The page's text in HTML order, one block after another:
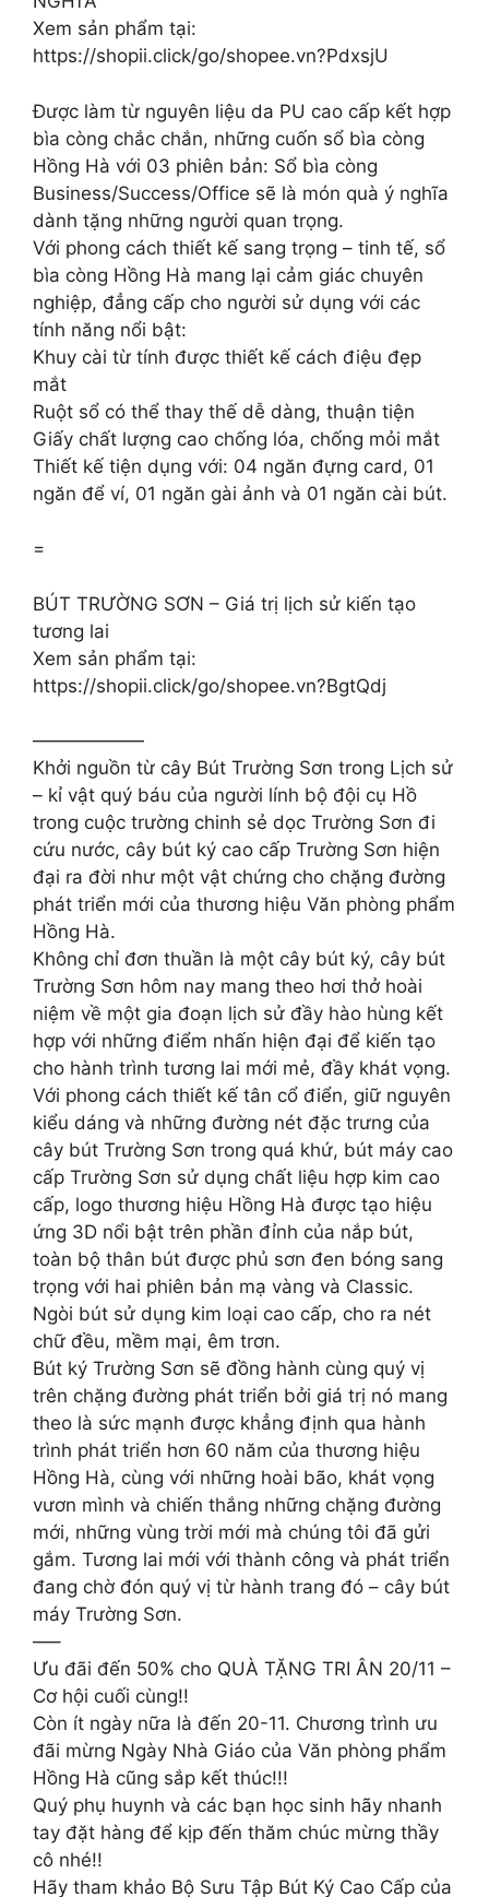
Xem sản phẩm tại:
https://shopii.click/go/shopee.vn?PdxsjU
Được làm từ nguyên liệu da PU cao cấp kết hợp
bìa còng chắc chắn, những cuốn sổ bìa còng
Hồng Hà với 03 phiên bản: Sổ bìa còng
Business/Success/Office sẽ là món quà ý nghĩa
dành tặng những người quan trọng.
Với phong cách thiết kế sang trọng – tinh tế, sổ
bìa còng Hồng Hà mang lại cảm giác chuyên
nghiệp, đẳng cấp cho người sử dụng với các
tính năng nổi bật:
Khuy cài từ tính được thiết kế cách điệu đẹp
mắt
Ruột sổ có thể thay thế dễ dàng, thuận tiện
Giấy chất lượng cao chống lóa, chống mỏi mắt
Thiết kế tiện dụng với: 04 ngăn đựng card, 01
ngăn để ví, 01 ngăn gài ảnh và 01 ngăn cài bút.
=
BÚT TRƯỜNG SƠN – Giá trị lịch sử kiến tạo
tương lai
Xem sản phẩm tại:
https://shopii.click/go/shopee.vn?BgtQdj
——————
Khởi nguồn từ cây Bút Trường Sơn trong Lịch sử
– kỉ vật quý báu của người lính bộ đội cụ Hồ
trong cuộc trường chinh sẻ dọc Trường Sơn đi
cứu nước, cây bút ký cao cấp Trường Sơn hiện
đại ra đời như một vật chứng cho chặng đường
phát triển mới của thương hiệu Văn phòng phẩm
Hồng Hà.
Không chỉ đơn thuần là một cây bút ký, cây bút
Trường Sơn hôm nay mang theo hơi thở hoài
niệm về một gia đoạn lịch sử đầy hào hùng kết
hợp với những điểm nhấn hiện đại để kiến tạo
cho hành trình tương lai mới mẻ, đầy khát vọng.
Với phong cách thiết kế tân cổ điển, giữ nguyên
kiểu dáng và những đường nét đặc trưng của
cây bút Trường Sơn trong quá khứ, bút máy cao
cấp Trường Sơn sử dụng chất liệu hợp kim cao
cấp, logo thương hiệu Hồng Hà được tạo hiệu
ứng 3D nổi bật trên phần đỉnh của nắp bút,
toàn bộ thân bút được phủ sơn đen bóng sang
trọng với hai phiên bản mạ vàng và Classic.
Ngòi bút sử dụng kim loại cao cấp, cho ra nét
chữ đều, mềm mại, êm trơn.
Bút ký Trường Sơn sẽ đồng hành cùng quý vị
trên chặng đường phát triển bởi giá trị nó mang
theo là sức mạnh được khẳng định qua hành
trình phát triển hơn 60 năm của thương hiệu
Hồng Hà, cùng với những hoài bão, khát vọng
vươn mình và chiến thắng những chặng đường
mới, những vùng trời mới mà chúng tôi đã gửi
gắm. Tương lai mới với thành công và phát triển
đang chờ đón quý vị từ hành trang đó – cây bút
máy Trường Sơn.
—–
Ưu đãi đến 50% cho QUÀ TẶNG TRI ÂN 20/11 –
Cơ hội cuối cùng!!
Còn ít ngày nữa là đến 20-11. Chương trình ưu
đãi mừng Ngày Nhà Giáo của Văn phòng phẩm
Hồng Hà cũng sắp kết thúc!!!
Quý phụ huynh và các bạn học sinh hãy nhanh
tay đặt hàng để kịp đến thăm chúc mừng thầy
cô nhé!!
Hãy tham khảo Bộ Sưu Tập Bút Ký Cao Cấp của